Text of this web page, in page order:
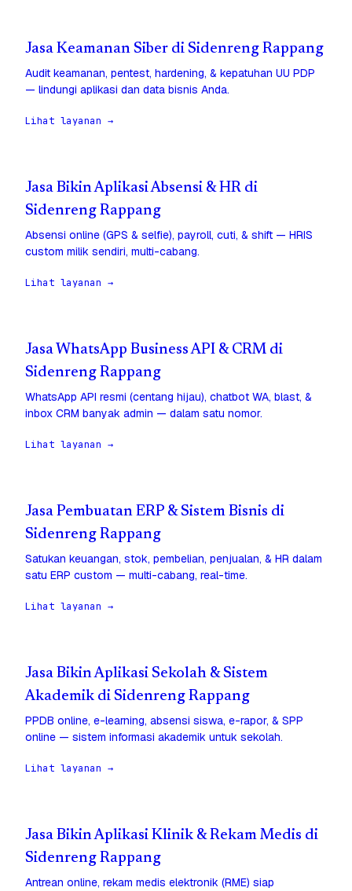
Jasa Keamanan Siber di Sidenreng Rappang
Audit keamanan, pentest, hardening, & kepatuhan UU PDP
— lindungi aplikasi dan data bisnis Anda.
Lihat layanan →
Jasa Bikin Aplikasi Absensi & HR di
Sidenreng Rappang
Absensi online (GPS & selfie), payroll, cuti, & shift — HRIS
custom milik sendiri, multi-cabang.
Lihat layanan →
Jasa WhatsApp Business API & CRM di
Sidenreng Rappang
WhatsApp API resmi (centang hijau), chatbot WA, blast, &
inbox CRM banyak admin — dalam satu nomor.
Lihat layanan →
Jasa Pembuatan ERP & Sistem Bisnis di
Sidenreng Rappang
Satukan keuangan, stok, pembelian, penjualan, & HR dalam
satu ERP custom — multi-cabang, real-time.
Lihat layanan →
Jasa Bikin Aplikasi Sekolah & Sistem
Akademik di Sidenreng Rappang
PPDB online, e-learning, absensi siswa, e-rapor, & SPP
online — sistem informasi akademik untuk sekolah.
Lihat layanan →
Jasa Bikin Aplikasi Klinik & Rekam Medis di
Sidenreng Rappang
Antrean online, rekam medis elektronik (RME) siap